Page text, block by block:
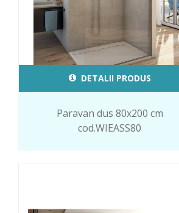
DETALII PRODUS
Paravan dus 80x200 cm
cod.WIEASS80